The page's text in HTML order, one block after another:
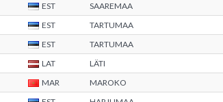
EST SAAREMAA
EST TARTUMAA
EST TARTUMAA
LAT
LÄTI
MAR
MAROKO